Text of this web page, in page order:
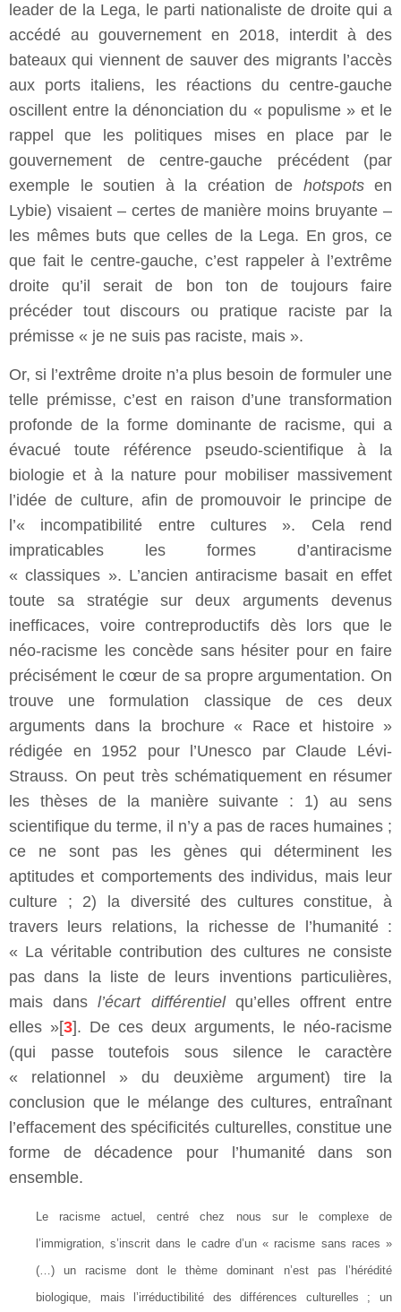
leader de la Lega, le parti nationaliste de droite qui a
accédé au gouvernement en 2018, interdit à des
bateaux qui viennent de sauver des migrants l’accès
aux ports italiens, les réactions du centre-gauche
oscillent entre la dénonciation du « populisme » et le
rappel que les politiques mises en place par le
gouvernement de centre-gauche précédent (par
exemple le soutien à la création de hotspotsen
Lybie) visaient – certes de manière moins bruyante –
les mêmes buts que celles de la Lega. En gros, ce
que fait le centre-gauche, c’est rappeler à l’extrême
droite qu’il serait de bon ton de toujours faire
précéder tout discours ou pratique raciste par la
prémisse « je ne suis pas raciste, mais ».
Or, si l’extrême droite n’a plus besoin de formuler une
telle prémisse, c’est en raison d’une transformation
profonde de la forme dominante de racisme, qui a
évacué toute référence pseudo-scientifique à la
biologie et à la nature pour mobiliser massivement
l’idée de culture, afin de promouvoir le principe de
l’« incompatibilité entre cultures ». Cela rend
impraticables les formes d’antiracisme
« classiques ». L’ancien antiracisme basait en effet
toute sa stratégie sur deux arguments devenus
inefficaces, voire contreproductifs dès lors que le
néo-racisme les concède sans hésiter pour en faire
précisément le cœur de sa propre argumentation. On
trouve une formulation classique de ces deux
arguments dans la brochure « Race et histoire »
rédigée en 1952 pour l’Unesco par Claude Lévi-
Strauss. On peut très schématiquement en résumer
les thèses de la manière suivante : 1) au sens
scientifique du terme, il n’y a pas de races humaines ;
ce ne sont pas les gènes qui déterminent les
aptitudes et comportements des individus, mais leur
culture ; 2) la diversité des cultures constitue, à
travers leurs relations, la richesse de l’humanité :
« La véritable contribution des cultures ne consiste
pas dans la liste de leurs inventions particulières,
mais dansl’écart différentielqu’elles offrent entre
elles »[3]. De ces deux arguments, le néo-racisme
(qui passe toutefois sous silence le caractère
« relationnel » du deuxième argument) tire la
conclusion que le mélange des cultures, entraînant
l’effacement des spécificités culturelles, constitue une
forme de décadence pour l’humanité dans son
ensemble.
Le racisme actuel, centré chez nous sur le complexe de
l’immigration, s’inscrit dans le cadre d’un « racisme sans races »
(…) un racisme dont le thème dominant n’est pas l’hérédité
biologique, mais l’irréductibilité des différences culturelles ; un